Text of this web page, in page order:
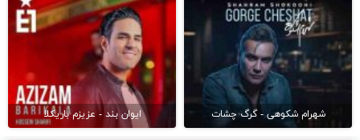
شهرام شکوهی - گرگ چشات ایوان بند - عزیزم باریکلا